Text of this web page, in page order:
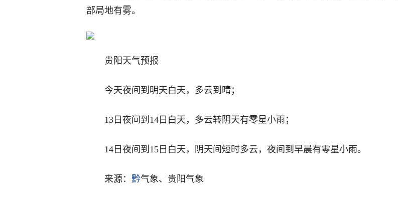
部局地有雾。
贵阳天气预报
今天夜间到明天白天，多云到晴；
13日夜间到14日白天，多云转阴天有零星小雨；
14日夜间到15日白天，阴天间短时多云，夜间到早晨有零星小雨。
来源： 黔气象、贵阳气象